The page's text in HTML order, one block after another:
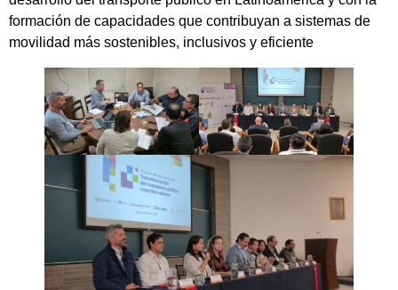
formación de capacidades que contribuyan a sistemas de
movilidad más sostenibles, inclusivos y eficiente